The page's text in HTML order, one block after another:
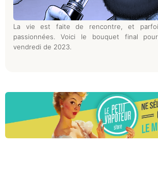
La vie est faite de rencontre, et
passionnées. Voici le bouquet final
vendredi de 2023.